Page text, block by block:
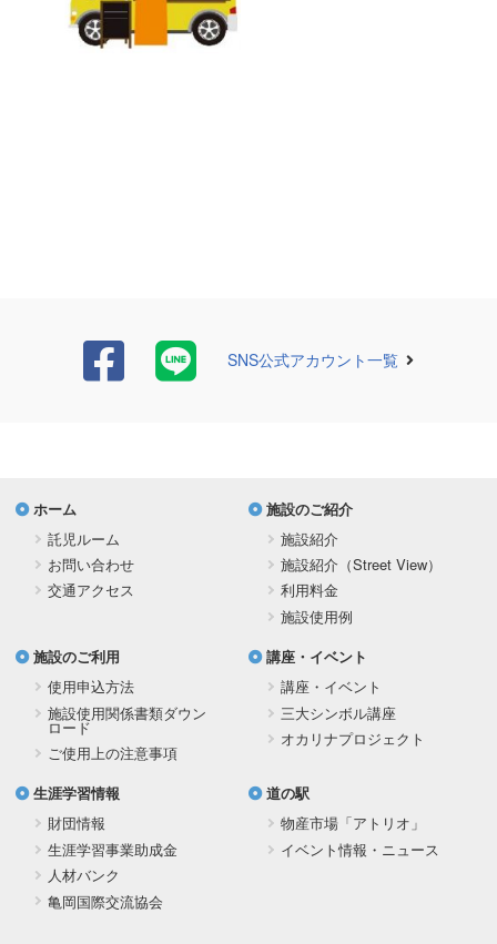
SNS公式アカウント一覧
ホーム
託児ルーム
お問い合わせ
交通アクセス
施設のご紹介
施設紹介
施設紹介（Street View）
利用料金
施設使用例
施設のご利用
使用申込方法
施設使用関係書類ダウン
ロード
ご使用上の注意事項
講座・イベント
講座・イベント
三大シンボル講座
オカリナプロジェクト
生涯学習情報
財団情報
生涯学習事業助成金
人材バンク
亀岡国際交流協会
道の駅
物産市場「アトリオ」
イベント情報・ニュース